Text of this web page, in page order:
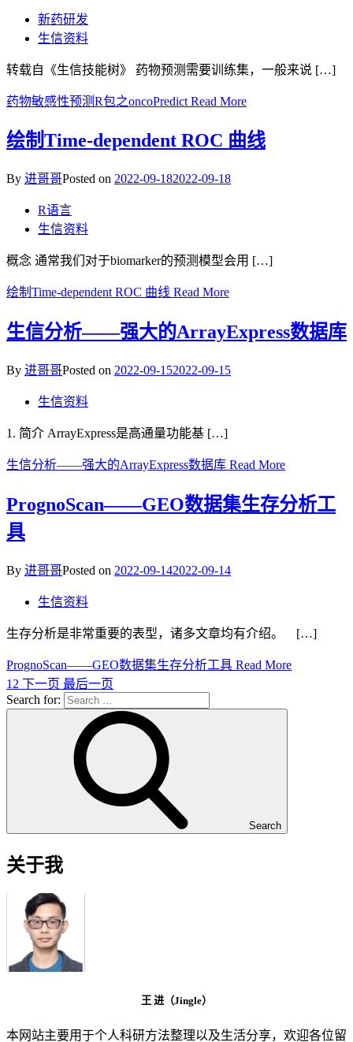
新药研发
生信资料
转载自《生信技能树》 药物预测需要训练集，一般来说 […]
药物敏感性预测R包之oncoPredict Read More
绘制Time-dependent ROC 曲线
By 进哥哥Posted on 2022-09-182022-09-18
R语言
生信资料
概念 通常我们对于biomarker的预测模型会用 […]
绘制Time-dependent ROC 曲线 Read More
生信分析——强大的ArrayExpress数据库
By 进哥哥Posted on 2022-09-152022-09-15
生信资料
1. 简介 ArrayExpress是高通量功能基 […]
生信分析——强大的ArrayExpress数据库 Read More
PrognoScan——GEO数据集生存分析工
具
By 进哥哥Posted on 2022-09-142022-09-14
生信资料
生存分析是非常重要的表型，诸多文章均有介绍。 […]
PrognoScan——GEO数据集生存分析工具 Read More
1 2 下一页 最后一页
Search for:
Search
关于我
王 进（Jingle）
本网站主要用于个人科研方法整理以及生活分享，欢迎各位留